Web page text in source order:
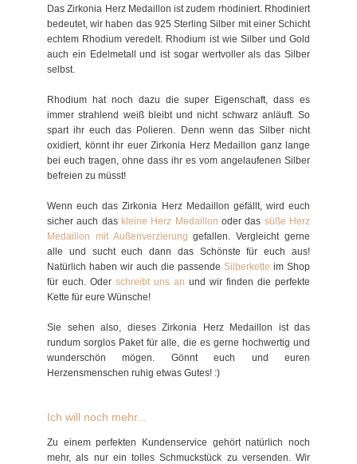
Das Zirkonia Herz Medaillon ist zudem rhodiniert. Rhodiniert
bedeutet, wir haben das 925 Sterling Silber mit einer Schicht
echtem Rhodium veredelt. Rhodium ist wie Silber und Gold
auch ein Edelmetall und ist sogar wertvoller als das Silber
selbst.
Rhodium hat noch dazu die super Eigenschaft, dass es
immer strahlend weiß bleibt und nicht schwarz anläuft. So
spart ihr euch das Polieren. Denn wenn das Silber nicht
oxidiert, könnt ihr euer Zirkonia Herz Medaillon ganz lange
bei euch tragen, ohne dass ihr es vom angelaufenen Silber
befreien zu müsst!
Wenn euch das Zirkonia Herz Medaillon gefällt, wird euch
sicher auch das kleine Herz Medaillon oder das süße Herz
Medaillon mit Außenverzierung gefallen. Vergleicht gerne
alle und sucht euch dann das Schönste für euch aus!
Natürlich haben wir auch die passende Silberkette im Shop
für euch. Oder schreibt uns an und wir finden die perfekte
Kette für eure Wünsche!
Sie sehen also, dieses Zirkonia Herz Medaillon ist das
rundum sorglos Paket für alle, die es gerne hochwertig und
wunderschön mögen. Gönnt euch und euren
Herzensmenschen ruhig etwas Gutes! :)
Ich will noch mehr...
Zu einem perfekten Kundenservice gehört natürlich noch
mehr, als nur ein tolles Schmuckstück zu versenden. Wir